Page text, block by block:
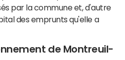
par la commune et, d'autre
des emprunts qu'elle a
de Montreuil-